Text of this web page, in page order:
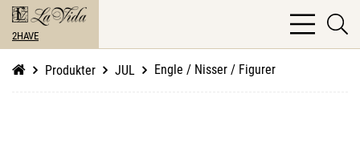
2HAVE
bars
light
Produkter JUL Engle / Nisser / Figurer